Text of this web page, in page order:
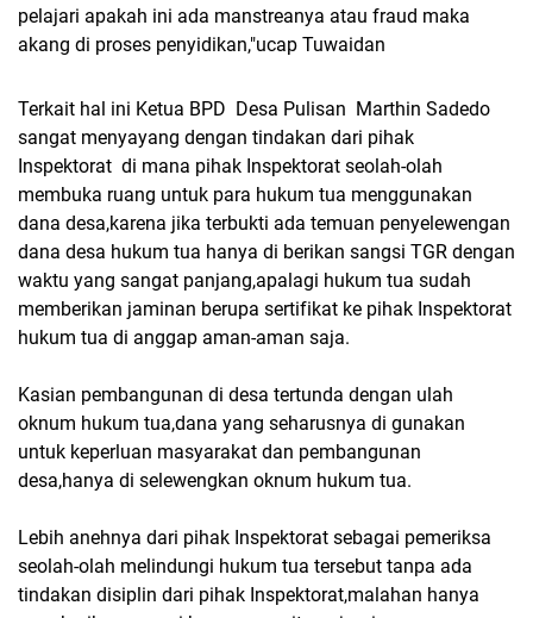
pelajari apakah ini ada manstreanya atau fraud maka
akang di proses penyidikan,"ucap Tuwaidan
Terkait hal ini Ketua BPD Desa Pulisan Marthin Sadedo
sangat menyayang dengan tindakan dari pihak
Inspektorat di mana pihak Inspektorat seolah-olah
membuka ruang untuk para hukum tua menggunakan
dana desa,karena jika terbukti ada temuan penyelewengan
dana desa hukum tua hanya di berikan sangsi TGR dengan
waktu yang sangat panjang,apalagi hukum tua sudah
memberikan jaminan berupa sertifikat ke pihak Inspektorat
hukum tua di anggap aman-aman saja.
Kasian pembangunan di desa tertunda dengan ulah
oknum hukum tua,dana yang seharusnya di gunakan
untuk keperluan masyarakat dan pembangunan
desa,hanya di selewengkan oknum hukum tua.
Lebih anehnya dari pihak Inspektorat sebagai pemeriksa
seolah-olah melindungi hukum tua tersebut tanpa ada
tindakan disiplin dari pihak Inspektorat,malahan hanya